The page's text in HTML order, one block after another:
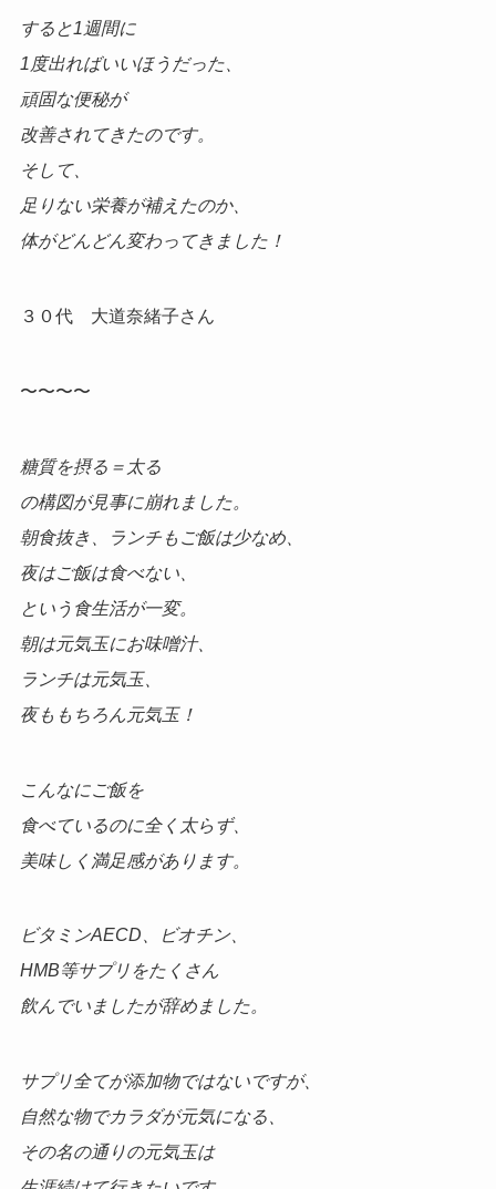
すると1週間に
1度出ればいいほうだった、
頑固な便秘が
改善されてきたのです。
そして、
足りない栄養が補えたのか、
体がどんどん変わってきました！
３０代 大道奈緒子さん
〜〜〜〜
糖質を摂る＝太る
の構図が見事に崩れました。
朝食抜き、ランチもご飯は少なめ、
夜はご飯は食べない、
という食生活が一変。
朝は元気玉にお味噌汁、
ランチは元気玉、
夜ももちろん元気玉！
こんなにご飯を
食べているのに全く太らず、
美味しく満足感があります。
ビタミンAECD、ビオチン、
HMB等サプリをたくさん
飲んでいましたが辞めました。
サプリ全てが添加物ではないですが、
自然な物でカラダが元気になる、
その名の通りの元気玉は